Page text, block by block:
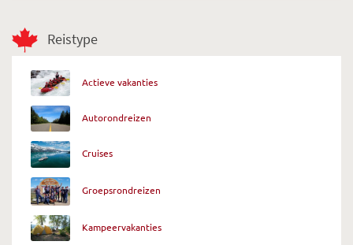
Reistype
Actieve vakanties
Autorondreizen
Cruises
Groepsrondreizen
Kampeervakanties